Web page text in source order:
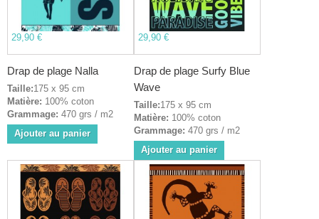
29,90 €
Drap de plage Nalla
Taille:175 x 95 cm
Matière: 100% coton
Grammage: 470 grs / m2
Ajouter au panier
29,90 €
Drap de plage Surfy Blue
Wave
Taille:175 x 95 cm
Matière: 100% coton
Grammage: 470 grs / m2
Ajouter au panier